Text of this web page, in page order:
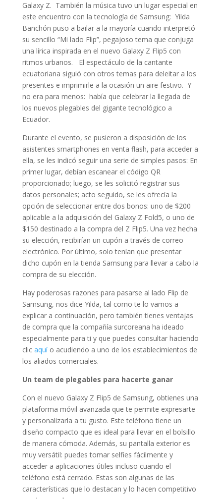
Galaxy Z. También la música tuvo un lugar especial en
este encuentro con la tecnología de Samsung: Yilda
Banchón puso a bailar a la mayoría cuando interpretó
su sencillo “Mi lado Flip”, pegajoso tema que conjuga
una lírica inspirada en el nuevo Galaxy Z Flip5 con
ritmos urbanos. El espectáculo de la cantante
ecuatoriana siguió con otros temas para deleitar a los
presentes e imprimirle a la ocasión un aire festivo. Y
no era para menos: había que celebrar la llegada de
los nuevos plegables del gigante tecnológico a
Ecuador.
Durante el evento, se pusieron a disposición de los
asistentes smartphones en venta flash, para acceder a
ella, se les indicó seguir una serie de simples pasos: En
primer lugar, debían escanear el código QR
proporcionado; luego, se les solicitó registrar sus
datos personales; acto seguido, se les ofrecía la
opción de seleccionar entre dos bonos: uno de $200
aplicable a la adquisición del Galaxy Z Fold5, o uno de
$150 destinado a la compra del Z Flip5. Una vez hecha
su elección, recibirían un cupón a través de correo
electrónico. Por último, solo tenían que presentar
dicho cupón en la tienda Samsung para llevar a cabo la
compra de su elección.
Hay poderosas razones para pasarse al lado Flip de
Samsung, nos dice Yilda, tal como te lo vamos a
explicar a continuación, pero también tienes ventajas
de compra que la compañía surcoreana ha ideado
especialmente para ti y que puedes consultar haciendo
clic aquío acudiendo a uno de los establecimientos de
los aliados comerciales.
Un team de plegables para hacerte ganar
Con el nuevo Galaxy Z Flip5 de Samsung, obtienes una
plataforma móvil avanzada que te permite expresarte
y personalizarla a tu gusto. Este teléfono tiene un
diseño compacto que es ideal para llevar en el bolsillo
de manera cómoda. Además, su pantalla exterior es
muy versátil: puedes tomar selfies fácilmente y
acceder a aplicaciones útiles incluso cuando el
teléfono está cerrado. Estas son algunas de las
características que lo destacan y lo hacen competitivo